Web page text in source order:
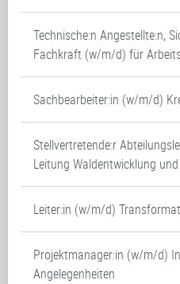
Technische:n Angestellte:n,
Fachkraft (w/m/d) für
Sachbearbeiter:in (w/m/d)
Stellvertretende:r
Leitung Waldentwicklung
Leiter:in (w/m/d)
Projektmanager:in (w/m/d)
Angelegenheiten